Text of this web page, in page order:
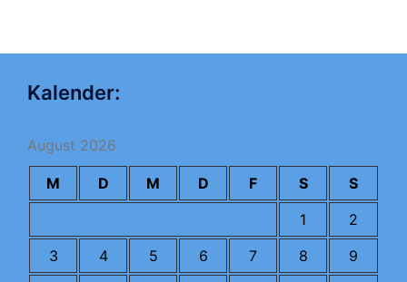
Kalender:
August 2026
M D M D F S
S
1
2
3
4 5 6 7 8
9